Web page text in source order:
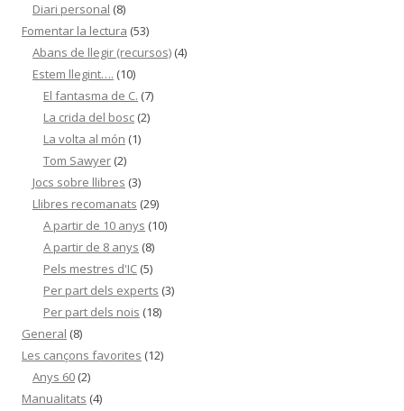
Diari personal (8)
Fomentar la lectura (53)
Abans de llegir (recursos) (4)
Estem llegint…. (10)
El fantasma de C. (7)
La crida del bosc (2)
La volta al món (1)
Tom Sawyer (2)
Jocs sobre llibres (3)
Llibres recomanats (29)
A partir de 10 anys (10)
A partir de 8 anys (8)
Pels mestres d'IC (5)
Per part dels experts (3)
Per part dels nois (18)
General (8)
Les cançons favorites (12)
Anys 60 (2)
Manualitats (4)